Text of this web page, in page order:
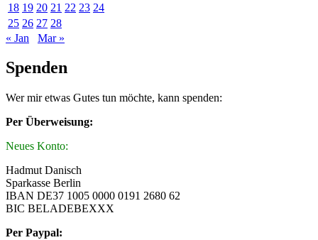
18 19 20 21 22 23 24
25 26 27 28
« Jan
Mar »
Spenden
Wer mir etwas Gutes tun möchte, kann spenden:
Per Überweisung:
Neues Konto:
Hadmut Danisch
Sparkasse Berlin
IBAN DE37 1005 0000 0191 2680 62
BIC BELADEBEXXX
Per Paypal: